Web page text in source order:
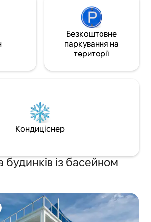
Безкоштовне
паркування на
території
Кондиціонер
із басейном